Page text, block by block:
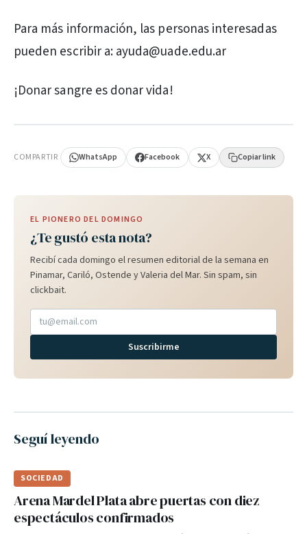
Para más información, las personas interesadas
pueden escribir a: ayuda@uade.edu.ar
¡Donar sangre es donar vida!
COMPARTIR WhatsApp Facebook X Copiar link
EL PIONERO DEL DOMINGO
¿Te gustó esta nota?
Recibí cada domingo el resumen editorial de la semana en
Pinamar, Cariló, Ostende y Valeria del Mar. Sin spam, sin
clickbait.
Suscribirme
Seguí leyendo
SOCIEDAD
Arena Mardel Plata abre puertas con diez
espectáculos confirmados